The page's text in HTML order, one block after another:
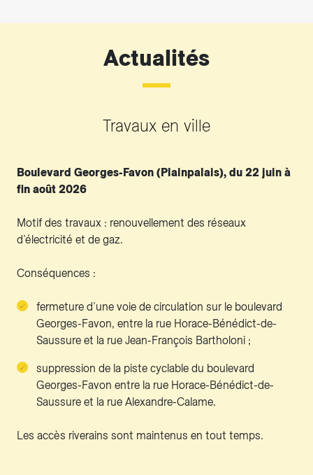
Actualités
Travaux en ville
Boulevard Georges-Favon (Plainpalais), du 22 juin à
fin août 2026
Motif des travaux : renouvellement des réseaux
d’électricité et de gaz.
Conséquences :
fermeture d’une voie de circulation sur le boulevard
Georges-Favon, entre la rue Horace-Bénédict-de-
Saussure et la rue Jean-François Bartholoni ;
suppression de la piste cyclable du boulevard
Georges-Favon entre la rue Horace-Bénédict-de-
Saussure et la rue Alexandre-Calame.
Les accès riverains sont maintenus en tout temps.